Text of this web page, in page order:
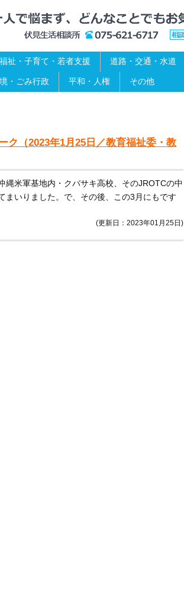
福祉・子育て・若者支援 道路・交通・水道
・ごみ行政 平和・人権 その他
ク（2023年1月25日／教育福祉委・教
米軍基地内・クバサキ高校、そのJROTCの中
まいりました。で、その後、この3月にもです
(更新日：2023年01月25日)